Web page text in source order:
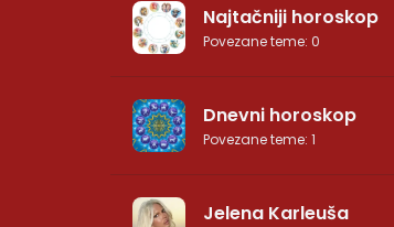
Najtačniji horoskop
Povezane teme: 0
Dnevni horoskop
Povezane teme: 1
Jelena Karleuša